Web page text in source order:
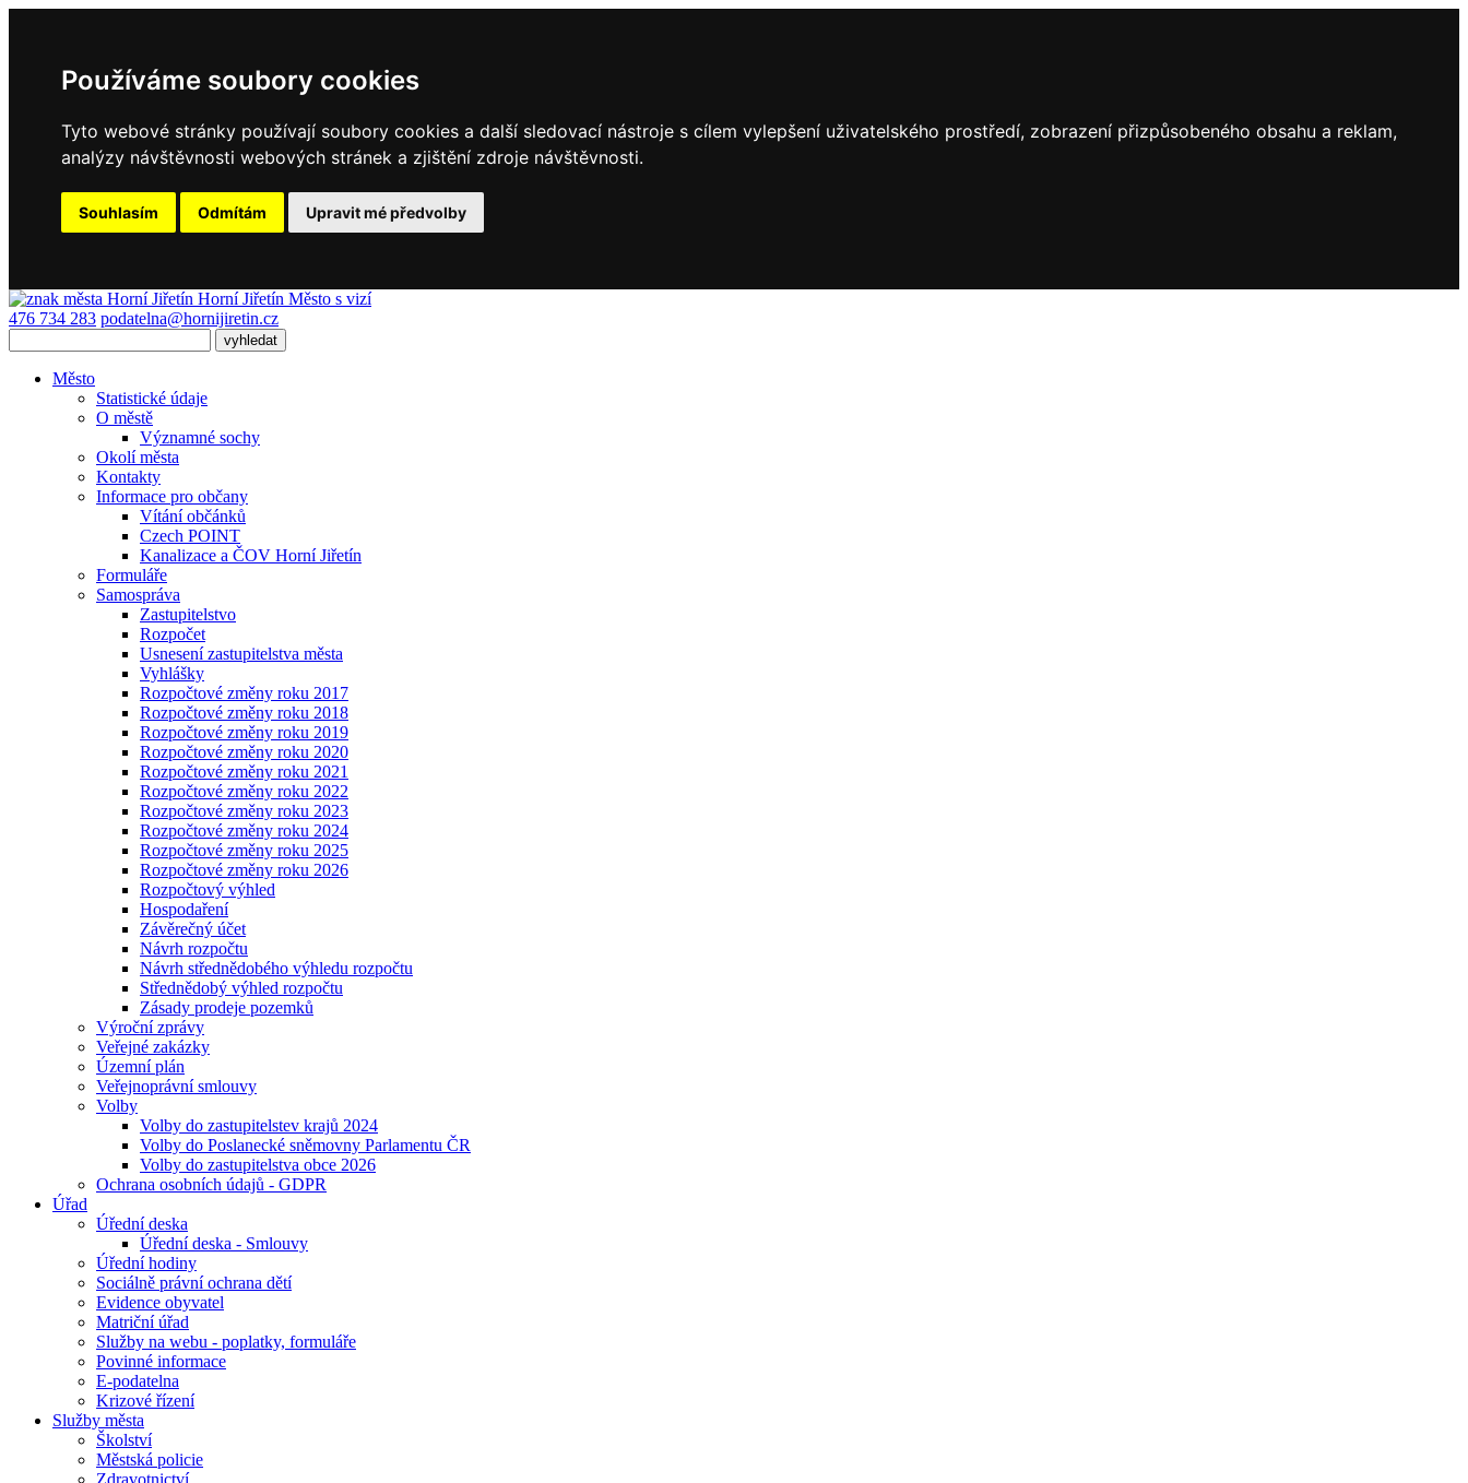
Používáme soubory cookies
Tyto webové stránky používají soubory cookies a další sledovací nástroje s cílem vylepšení uživatelského prostředí, zobrazení přizpůsobeného obsahu a reklam,
analýzy návštěvnosti webových stránek a zjištění zdroje návštěvnosti.
Souhlasím Odmítám Upravit mé předvolby
Horní Jiřetín Město s vizí
476 734 283 podatelna@hornijiretin.cz
Město
Statistické údaje
O městě
Významné sochy
Okolí města
Kontakty
Informace pro občany
Vítání občánků
Czech POINT
Kanalizace a ČOV Horní Jiřetín
Formuláře
Samospráva
Zastupitelstvo
Rozpočet
Usnesení zastupitelstva města
Vyhlášky
Rozpočtové změny roku 2017
Rozpočtové změny roku 2018
Rozpočtové změny roku 2019
Rozpočtové změny roku 2020
Rozpočtové změny roku 2021
Rozpočtové změny roku 2022
Rozpočtové změny roku 2023
Rozpočtové změny roku 2024
Rozpočtové změny roku 2025
Rozpočtové změny roku 2026
Rozpočtový výhled
Hospodaření
Závěrečný účet
Návrh rozpočtu
Návrh střednědobého výhledu rozpočtu
Střednědobý výhled rozpočtu
Zásady prodeje pozemků
Výroční zprávy
Veřejné zakázky
Územní plán
Veřejnoprávní smlouvy
Volby
Volby do zastupitelstev krajů 2024
Volby do Poslanecké sněmovny Parlamentu ČR
Volby do zastupitelstva obce 2026
Ochrana osobních údajů - GDPR
Úřad
Úřední deska
Úřední deska - Smlouvy
Úřední hodiny
Sociálně právní ochrana dětí
Evidence obyvatel
Matriční úřad
Služby na webu - poplatky, formuláře
Povinné informace
E-podatelna
Krizové řízení
Služby města
Školství
Městská policie
Zdravotnictví